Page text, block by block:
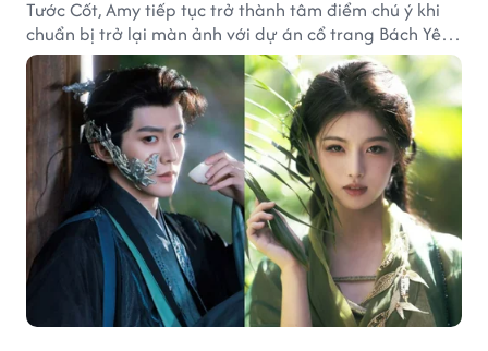
Tước Cốt, Amy tiếp tục trở thành tâm điểm chú ý khi
chuẩn bị trở lại màn ảnh với dự án cổ trang Bách Yêu
Phổ.